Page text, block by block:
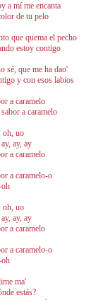
a mí me encanta
de tu pelo
que quema el pecho
estoy contigo
sé, que me ha dao'
y con esos labios
a caramelo
a caramelo
oh, uo
ay, ay
a caramelo
a caramelo-o
oh, uo
ay, ay
a caramelo
a caramelo-o
ma'
estás?